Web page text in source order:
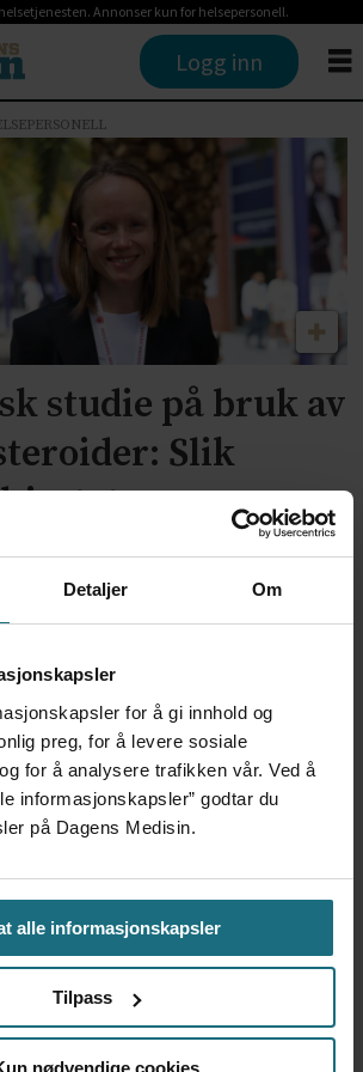
Detaljer Om
for å gi innhold og
preg, for å levere sosiale
for å analysere trafikken vår. Ved å
informasjonskapsler” godtar du
på Dagens Medisin.
alle informasjonskapsler
Tilpass
nødvendige cookies
Annonser kun for helsepersonell.
Logg inn
studie på bruk av
Slik